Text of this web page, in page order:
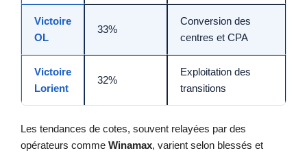
Victoire
OL
33%
Conversion des
centres et CPA
Victoire
Lorient
32%
Exploitation des
transitions
Les tendances de cotes, souvent relayées par des
opérateurs comme Winamax, varient selon blessés et